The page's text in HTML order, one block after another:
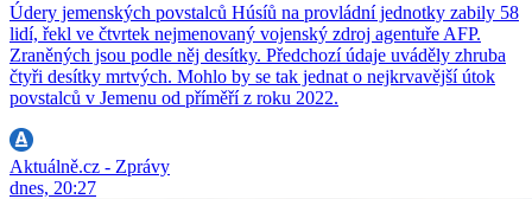
Údery jemenských povstalců Húsíů na provládní jednotky zabily 58
lidí, řekl ve čtvrtek nejmenovaný vojenský zdroj agentuře AFP.
Zraněných jsou podle něj desítky. Předchozí údaje uváděly zhruba
čtyři desítky mrtvých. Mohlo by se tak jednat o nejkrvavější útok
povstalců v Jemenu od příměří z roku 2022.
Aktuálně.cz - Zprávy
dnes, 20:27